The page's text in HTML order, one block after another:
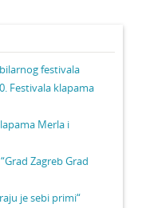
festivala
Festivala klapama
Merla i
Zagreb Grad
je sebi primi“